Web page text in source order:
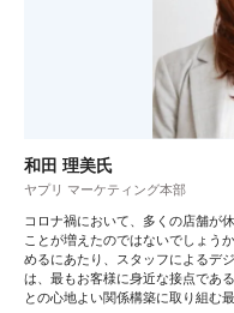
和田 理美氏
ヤプリ マーケティング本部
コロナ禍において、多くの店舗が
ことが増えたのではないでしょう
めるにあたり、スタッフによるデ
は、最もお客様に身近な接点であ
との心地よい関係構築に取り組む